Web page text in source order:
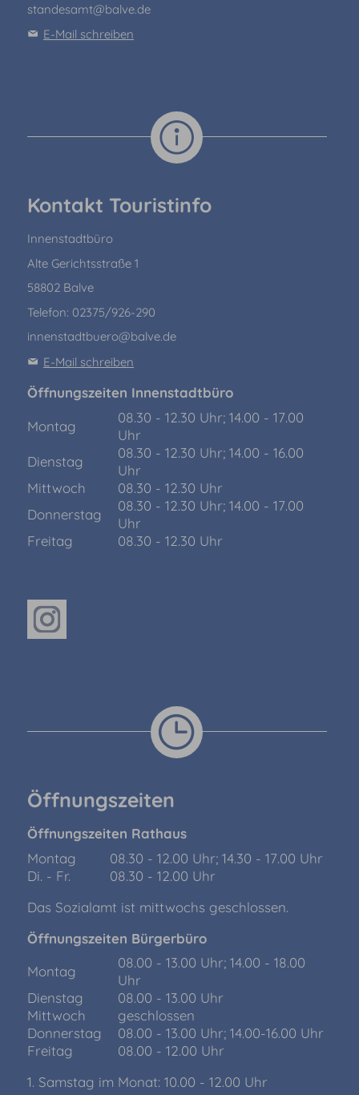
standesamt@balve.de
E-Mail schreiben
Kontakt Touristinfo
Innenstadtbüro
Alte Gerichtsstraße 1
58802 Balve
Telefon: 02375/926-290
innenstadtbuero@balve.de
E-Mail schreiben
Öffnungszeiten Innenstadtbüro
Montag
08.30 - 12.30 Uhr; 14.00 - 17.00
Uhr
Dienstag
08.30 - 12.30 Uhr; 14.00 - 16.00
Uhr
Mittwoch
08.30 - 12.30 Uhr
Donnerstag
08.30 - 12.30 Uhr; 14.00 - 17.00
Uhr
Freitag
08.30 - 12.30 Uhr
Öffnungszeiten
Öffnungszeiten Rathaus
Montag
08.30 - 12.00 Uhr; 14.30 - 17.00 Uhr
Di. - Fr.
08.30 - 12.00 Uhr
Das Sozialamt ist mittwochs geschlossen.
Öffnungszeiten Bürgerbüro
Montag
08.00 - 13.00 Uhr; 14.00 - 18.00
Uhr
Dienstag
08.00 - 13.00 Uhr
Mittwoch
geschlossen
Donnerstag
08.00 - 13.00 Uhr; 14.00-16.00 Uhr
Freitag
08.00 - 12.00 Uhr
1. Samstag im Monat: 10.00 - 12.00 Uhr